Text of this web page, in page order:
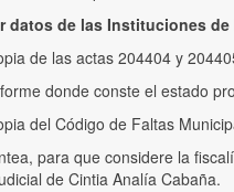
datos de las Instituciones
de las actas 204404 y
donde conste el estado
del Código de Faltas
para que considere la
de Cintia Analía Cabaña.